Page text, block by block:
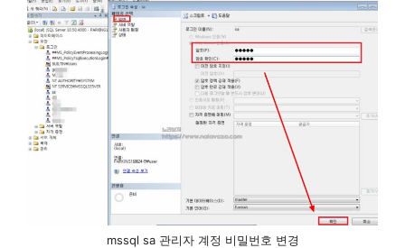
mssql sa 관리자 계정 비밀번호 변경